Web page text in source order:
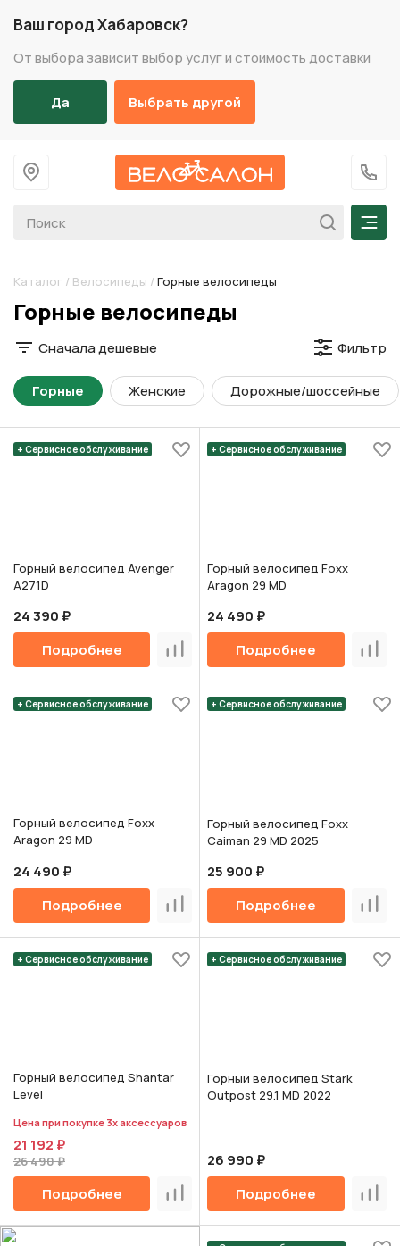
Ваш город Хабаровск?
От выбора зависит выбор услуг и стоимость доставки
Да Выбрать другой
На главную
+7
Каталог / Велосипеды / Горные велосипеды
Разделы каталога
Горные велосипеды
Сначала дешевые Фильтр
Горные Женские Дорожные/шоссейные
+ Сервисное обслуживание
Горный велосипед Avenger
A271D
24 390 ₽
Подробнее
Сравнить
+ Сервисное обслуживание
Горный велосипед Foxx
Aragon 29 MD
24 490 ₽
Подробнее
+ Сервисное обслуживание
Горный велосипед Foxx
Aragon 29 MD
24 490 ₽
Подробнее
Сравнить
+ Сервисное обслуживание
Горный велосипед Foxx
Caiman 29 MD 2025
25 900 ₽
Подробнее
+ Сервисное обслуживание
Горный велосипед Shantar
Level
Цена при покупке 3х аксессуаров
21 192 ₽
26 490 ₽
Подробнее Сравнить
+ Сервисное обслуживание
Горный велосипед Stark
Outpost 29.1 MD 2022
26 990 ₽
Подробнее